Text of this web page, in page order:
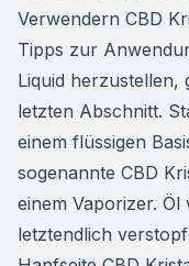
Verwendern CBD
Tipps zur
Liquid herzustellen,
letzten Abschnitt.
einem flüssigen
sogenannte CBD
einem Vaporizer.
letztendlich